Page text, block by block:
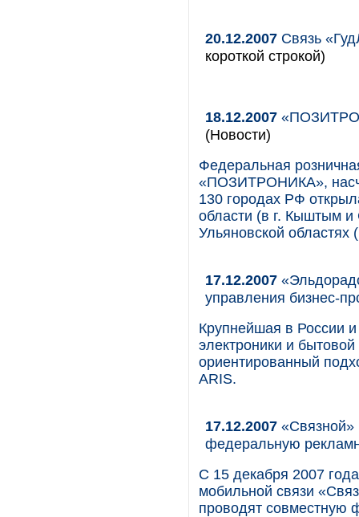
20.12.2007 Связь
короткой строкой)
18.12.2007
(Новости)
Федеральная
«ПОЗИТРОНИКА»,
130 городах РФ
области (в г. Кыштым и
Ульяновской областях
17.12.2007
управления бизнес-
Крупнейшая в России
электроники и
ориентированный
ARIS.
17.12.2007 «Связной»
федеральную
С 15 декабря 2007
мобильной связи
проводят совместную